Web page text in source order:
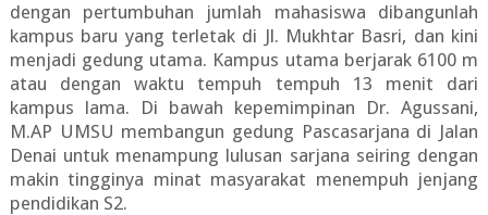
dengan pertumbuhan jumlah mahasiswa dibangunlah
kampus baru yang terletak di Jl. Mukhtar Basri, dan kini
menjadi gedung utama. Kampus utama berjarak 6100 m
atau dengan waktu tempuh tempuh 13 menit dari
kampus lama. Di bawah kepemimpinan Dr. Agussani,
M.AP UMSU membangun gedung Pascasarjana di Jalan
Denai untuk menampung lulusan sarjana seiring dengan
makin tingginya minat masyarakat menempuh jenjang
pendidikan S2.